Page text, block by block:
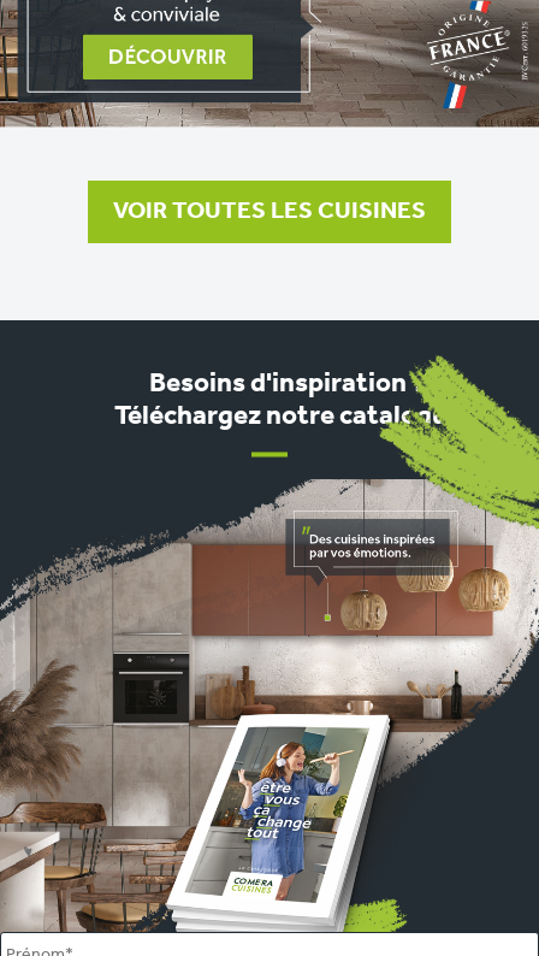
VOIR TOUTES LES CUISINES
Besoins d'inspiration ?
Téléchargez notre catalogue
Name *